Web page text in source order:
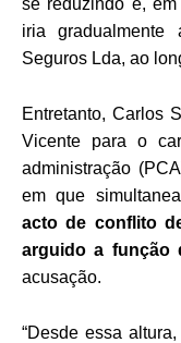
se reduzindo e,
iria gradualmente
Seguros Lda, ao
Entretanto, Carlos
Vicente para o
administração
em que
acto de conflito
arguido a função
acusação.
“Desde essa